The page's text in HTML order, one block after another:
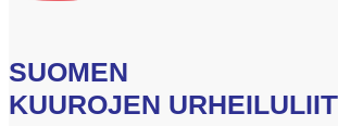
SUOMEN
KUUROJEN